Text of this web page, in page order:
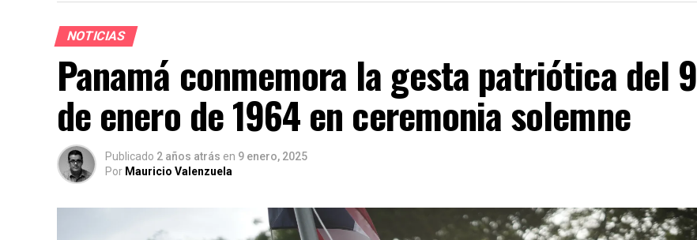
NOTICIAS
Panamá conmemora la gesta patriótica del 9
de enero de 1964 en ceremonia solemne
Publicado 2 años atrás en 9 enero, 2025
Por Mauricio Valenzuela